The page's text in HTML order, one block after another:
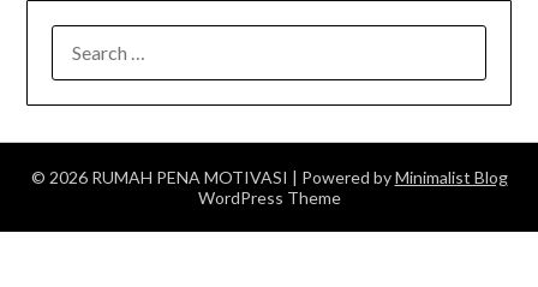
FOR:
© 2026 RUMAH PENA MOTIVASI | Powered byMinimalist Blog
WordPress Theme